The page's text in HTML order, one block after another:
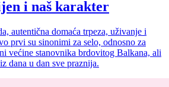
i naš karakter
autentična domaća trpeza, uživanje i
prvi su sinonimi za selo, odnosno za
većine stanovnika brdovitog Balkana, ali
dana u dan sve praznija.